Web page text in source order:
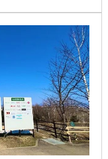
在臉書發表聲明指
關於本宮活動及廟